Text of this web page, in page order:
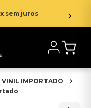
sem juros
VINIL IMPORTADO